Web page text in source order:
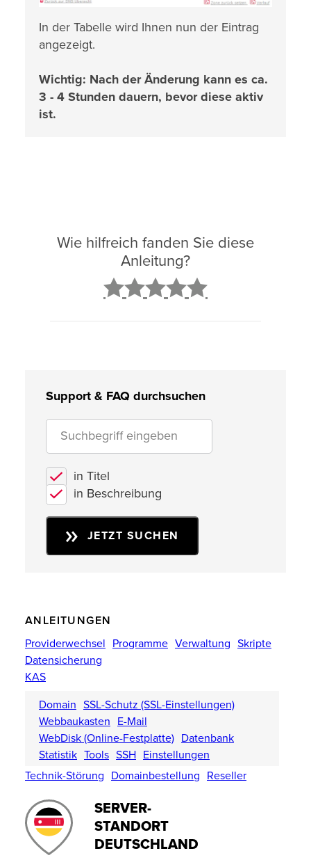
In der Tabelle wird Ihnen nun der Eintrag
angezeigt.
Wichtig: Nach der Änderung kann es ca.
3 - 4 Stunden dauern, bevor diese aktiv
ist.
Wie hilfreich fanden Sie diese
Anleitung?
Support & FAQ durchsuchen
in Titel
in Beschreibung
JETZT SUCHEN
ANLEITUNGEN
Providerwechsel Programme Verwaltung Skripte
Datensicherung
KAS
Domain SSL-Schutz (SSL-Einstellungen)
Webbaukasten E-Mail
WebDisk (Online-Festplatte) Datenbank
Statistik Tools SSH Einstellungen
Technik-Störung Domainbestellung Reseller
SERVER-
STANDORT
DEUTSCHLAND